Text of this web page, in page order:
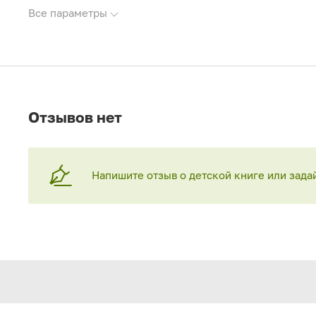
Все параметры
Отзывов нет
Напишите отзыв о детской книге или